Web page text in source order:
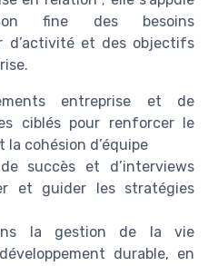
fine des besoins
d’activité et des objectifs
entreprise et de
ciblés pour renforcer le
cohésion d’équipe
succès et d’interviews
et guider les stratégies
la gestion de la vie
durable, en